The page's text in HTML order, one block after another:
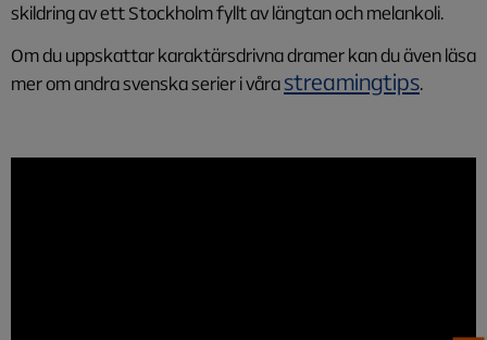
skildring av ett Stockholm fyllt av längtan och melankoli.
Om du uppskattar karaktärsdrivna dramer kan du även läsa
mer om andra svenska serier i vårastreamingtips.